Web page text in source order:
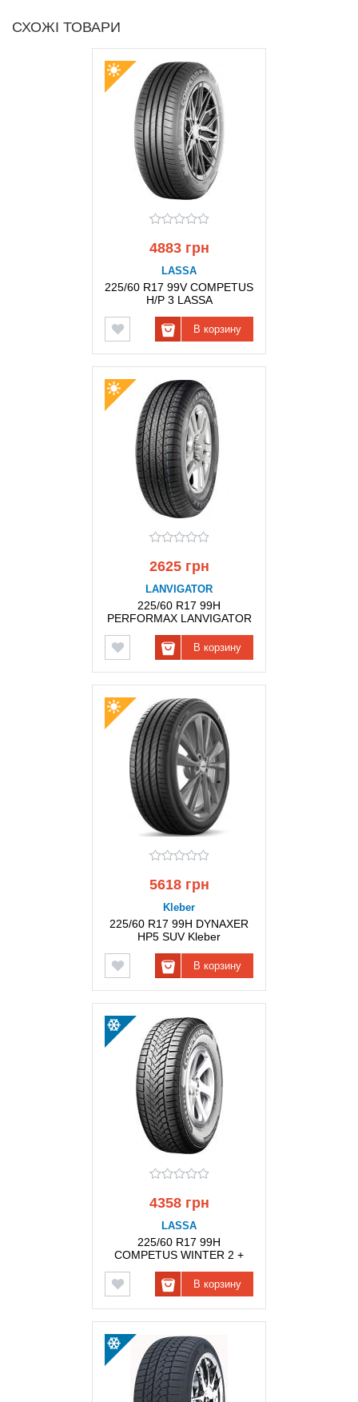
СХОЖІ ТОВАРИ
4883 грн
LASSA
225/60 R17 99V COMPETUS
H/P 3 LASSA
В корзину
2625 грн
LANVIGATOR
225/60 R17 99H
PERFORMAX LANVIGATOR
В корзину
5618 грн
Kleber
225/60 R17 99H DYNAXER
HP5 SUV Kleber
В корзину
4358 грн
LASSA
225/60 R17 99H
COMPETUS WINTER 2 +
В корзину